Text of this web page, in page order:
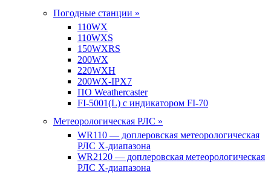
Погодные станции »
110WX
110WXS
150WXRS
200WX
220WXH
200WX-IPX7
ПО Weathercaster
FI-5001(L) с индикатором FI-70
Метеорологическая РЛС »
WR110 — доплеровская метеорологическая
РЛС X-диапазона
WR2120 — доплеровская метеорологическая
РЛС X-диапазона